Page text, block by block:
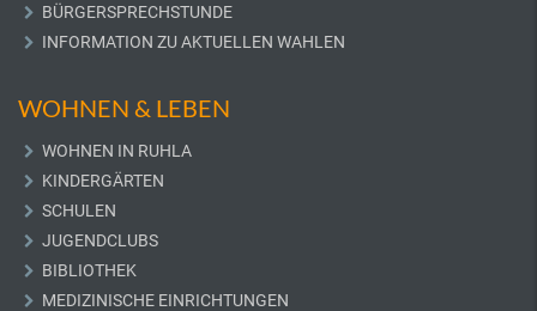
BÜRGERSPRECHSTUNDE
INFORMATION ZU AKTUELLEN WAHLEN
WOHNEN & LEBEN
WOHNEN IN RUHLA
KINDERGÄRTEN
SCHULEN
JUGENDCLUBS
BIBLIOTHEK
MEDIZINISCHE EINRICHTUNGEN